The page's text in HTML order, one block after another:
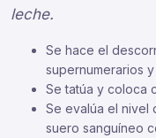
leche.
Se hace el
supernumerarios y
Se tatúa y coloca
Se evalúa el nivel
suero sanguíneo